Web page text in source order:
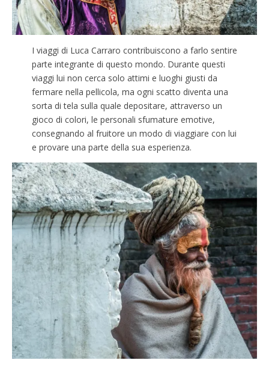
I viaggi di Luca Carraro contribuiscono a farlo sentire
parte integrante di questo mondo. Durante questi
viaggi lui non cerca solo attimi e luoghi giusti da
fermare nella pellicola, ma ogni scatto diventa una
sorta di tela sulla quale depositare, attraverso un
gioco di colori, le personali sfumature emotive,
consegnando al fruitore un modo di viaggiare con lui
e provare una parte della sua esperienza.